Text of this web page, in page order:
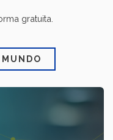
gratuita.